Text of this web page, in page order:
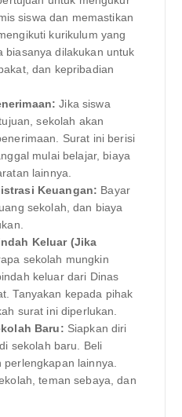
siswa dan memastikan
kurikulum yang
biasanya dilakukan untuk
dan kepribadian
Jika siswa
sekolah akan
Surat ini berisi
mulai belajar, biaya
lainnya.
Keuangan: Bayar
sekolah, dan biaya
Keluar (Jika
sekolah mungkin
keluar dari Dinas
Tanyakan kepada pihak
surat ini diperlukan.
Baru: Siapkan diri
sekolah baru. Beli
lainnya.
teman sebaya, dan